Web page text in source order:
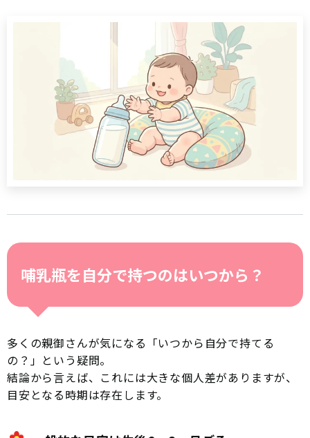
哺乳瓶を自分で持つのはいつから？
多くの親御さんが気になる「いつから自分で持てる
の？」という疑問。
結論から言えば、これには大きな個人差がありますが、
目安となる時期は存在します。